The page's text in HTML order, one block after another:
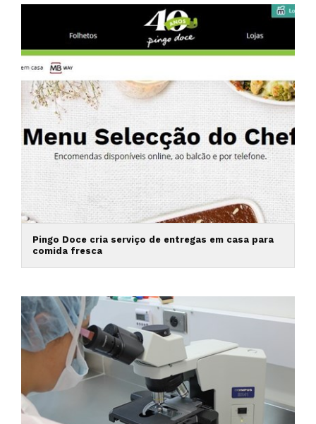
Pingo Doce cria serviço de entregas em casa para
comida fresca